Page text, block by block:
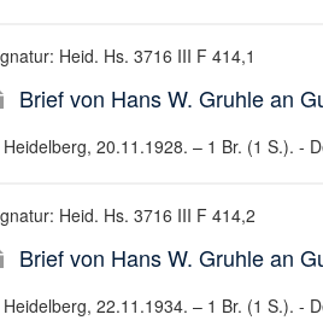
Heid. Hs. 3716 III F 414,1
Brief von Hans W. Gruhle an
Heidelberg, 20.11.1928. – 1 Br. (1 S.). -
Heid. Hs. 3716 III F 414,2
Brief von Hans W. Gruhle an
Heidelberg, 22.11.1934. – 1 Br. (1 S.). -